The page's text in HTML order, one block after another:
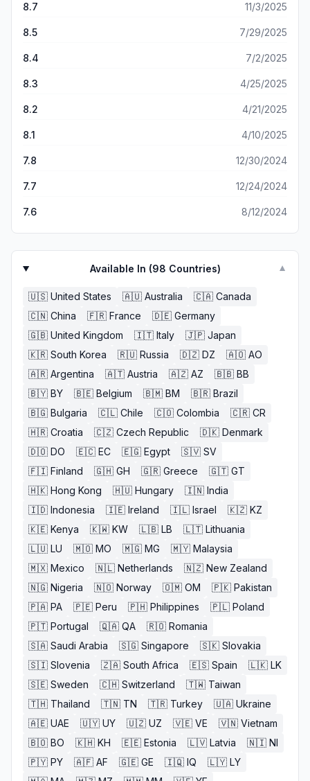
8.7 11/3/2025
8.5 7/29/2025
8.4 7/2/2025
8.3 4/25/2025
8.2 4/21/2025
8.1 4/10/2025
7.8 12/30/2024
7.7 12/24/2024
7.6 8/12/2024
Available In (98 Countries) ▼
🇺🇸 United States 🇦🇺 Australia 🇨🇦 Canada
🇨🇳 China 🇫🇷 France 🇩🇪 Germany
🇬🇧 United Kingdom 🇮🇹 Italy 🇯🇵 Japan
🇰🇷 South Korea 🇷🇺 Russia 🇩🇿 DZ 🇦🇴 AO
🇦🇷 Argentina 🇦🇹 Austria 🇦🇿 AZ 🇧🇧 BB
🇧🇾 BY 🇧🇪 Belgium 🇧🇲 BM 🇧🇷 Brazil
🇧🇬 Bulgaria 🇨🇱 Chile 🇨🇴 Colombia 🇨🇷 CR
🇭🇷 Croatia 🇨🇿 Czech Republic 🇩🇰 Denmark
🇩🇴 DO 🇪🇨 EC 🇪🇬 Egypt 🇸🇻 SV
🇫🇮 Finland 🇬🇭 GH 🇬🇷 Greece 🇬🇹 GT
🇭🇰 Hong Kong 🇭🇺 Hungary 🇮🇳 India
🇮🇩 Indonesia 🇮🇪 Ireland 🇮🇱 Israel 🇰🇿 KZ
🇰🇪 Kenya 🇰🇼 KW 🇱🇧 LB 🇱🇹 Lithuania
🇱🇺 LU 🇲🇴 MO 🇲🇬 MG 🇲🇾 Malaysia
🇲🇽 Mexico 🇳🇱 Netherlands 🇳🇿 New Zealand
🇳🇬 Nigeria 🇳🇴 Norway 🇴🇲 OM 🇵🇰 Pakistan
🇵🇦 PA 🇵🇪 Peru 🇵🇭 Philippines 🇵🇱 Poland
🇵🇹 Portugal 🇶🇦 QA 🇷🇴 Romania
🇸🇦 Saudi Arabia 🇸🇬 Singapore 🇸🇰 Slovakia
🇸🇮 Slovenia 🇿🇦 South Africa 🇪🇸 Spain 🇱🇰 LK
🇸🇪 Sweden 🇨🇭 Switzerland 🇹🇼 Taiwan
🇹🇭 Thailand 🇹🇳 TN 🇹🇷 Turkey 🇺🇦 Ukraine
🇦🇪 UAE 🇺🇾 UY 🇺🇿 UZ 🇻🇪 VE 🇻🇳 Vietnam
🇧🇴 BO 🇰🇭 KH 🇪🇪 Estonia 🇱🇻 Latvia 🇳🇮 NI
🇵🇾 PY 🇦🇫 AF 🇬🇪 GE 🇮🇶 IQ 🇱🇾 LY